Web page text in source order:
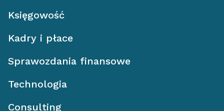
Księgowość
Kadry i płace
Sprawozdania finansowe
Technologia
Consulting